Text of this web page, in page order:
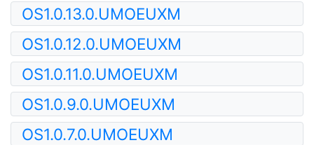
OS1.0.13.0.UMOEUXM
OS1.0.12.0.UMOEUXM
OS1.0.11.0.UMOEUXM
OS1.0.9.0.UMOEUXM
OS1.0.7.0.UMOEUXM